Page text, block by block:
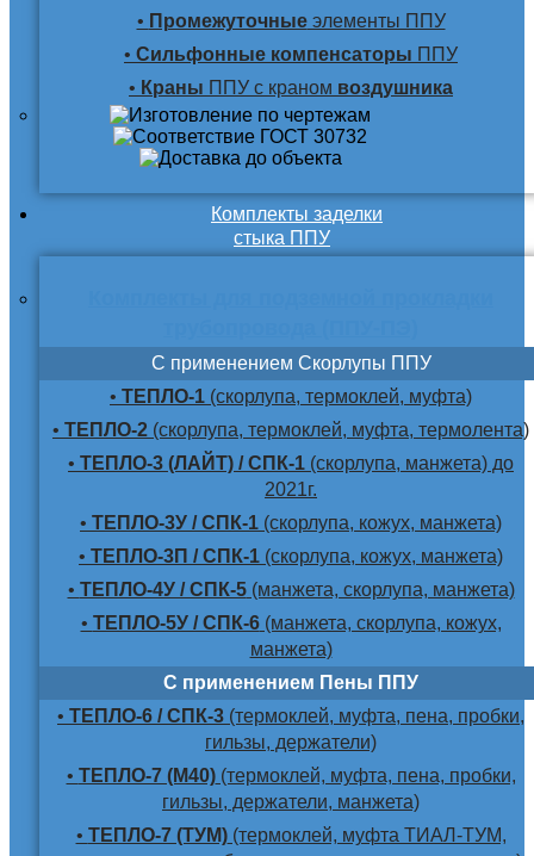
• Промежуточныеэлементы ППУ
• Сильфонные компенсаторы ППУ
• Краны ППУ с краном воздушника
Комплекты заделки
стыка ППУ
С применением Скорлупы ППУ
• ТЕПЛО-1 (скорлупа, термоклей, муфта)
• ТЕПЛО-2 (скорлупа, термоклей, муфта, термолента)
• ТЕПЛО-3 (ЛАЙТ) / СПК-1 (скорлупа, манжета) до
2021г.
• ТЕПЛО-3У / СПК-1 (скорлупа, кожух, манжета)
• ТЕПЛО-3П / СПК-1 (скорлупа, кожух, манжета)
• ТЕПЛО-4У / СПК-5(манжета, скорлупа, манжета)
• ТЕПЛО-5У / СПК-6(манжета, скорлупа, кожух,
манжета)
С применением Пены ППУ
• ТЕПЛО-6 / СПК-3 (термоклей, муфта, пена, пробки,
гильзы, держатели)
• ТЕПЛО-7 (М40)(термоклей, муфта, пена, пробки,
гильзы, держатели, манжета)
• ТЕПЛО-7 (ТУМ)(термоклей, муфта ТИАЛ-ТУМ,